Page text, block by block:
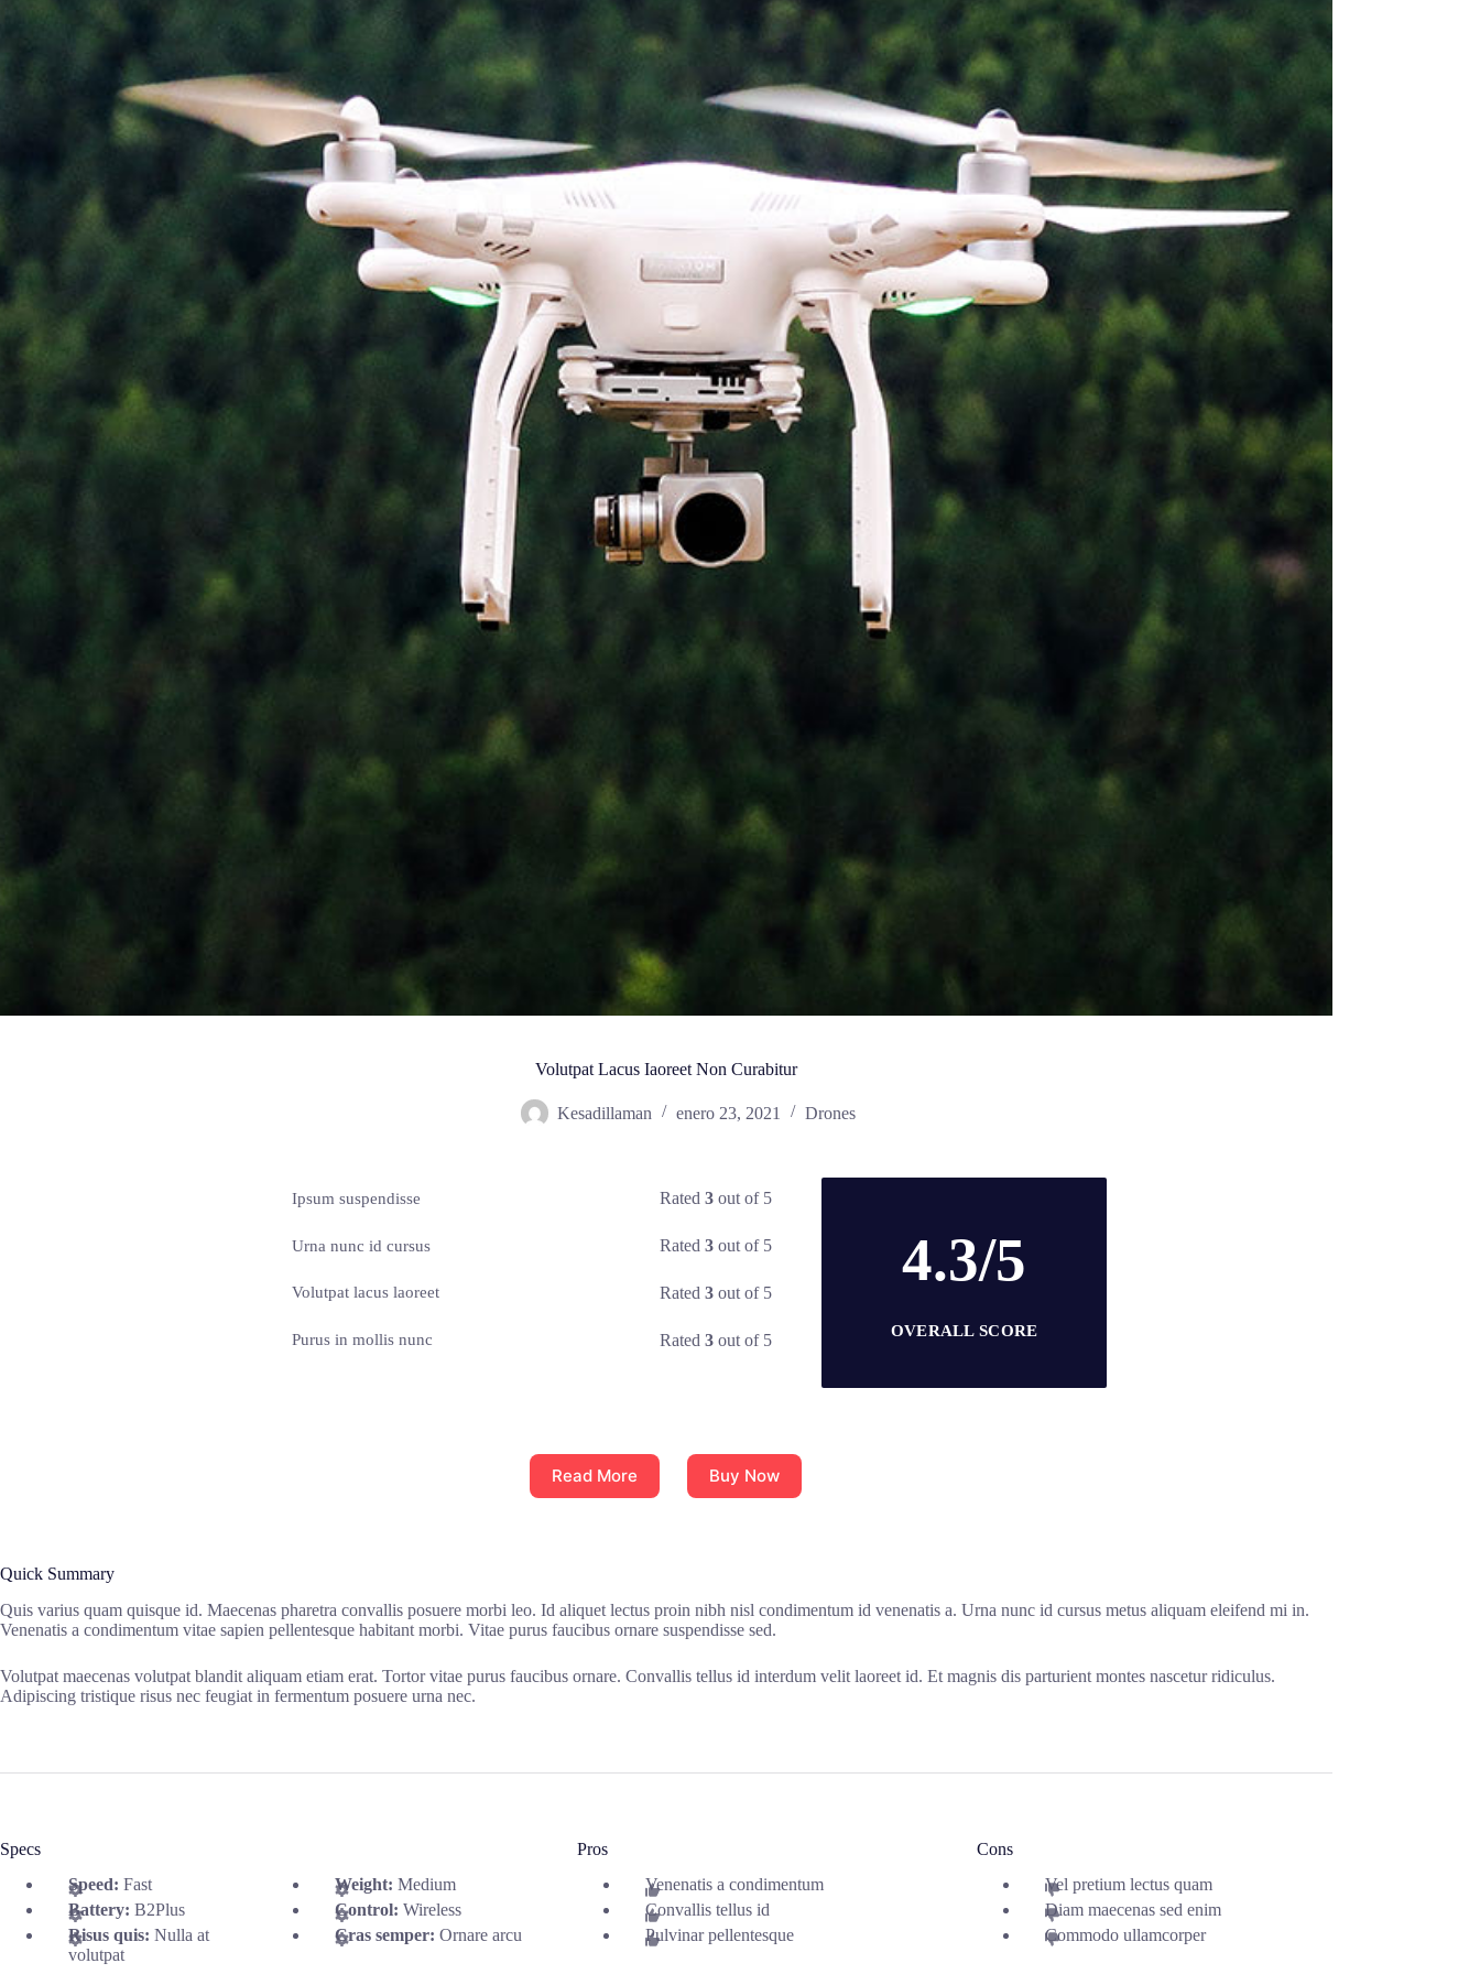
Volutpat Lacus Iaoreet Non Curabitur
Kesadillaman enero 23, 2021 Drones
Ipsum suspendisse Rated3 out of 5
Urna nunc id cursus Rated3 out of 5
Volutpat lacus laoreet Rated3 out of 5
Purus in mollis nunc Rated3 out of 5
4.3/5
OVERALL SCORE
Read More Buy Now
Quick Summary
Quis varius quam quisque id. Maecenas pharetra convallis posuere morbi leo. Id aliquet lectus proin nibh nisl condimentum id venenatis a. Urna nunc id cursus metus aliquam eleifend mi in.
Venenatis a condimentum vitae sapien pellentesque habitant morbi. Vitae purus faucibus ornare suspendisse sed.
Volutpat maecenas volutpat blandit aliquam etiam erat. Tortor vitae purus faucibus ornare. Convallis tellus id interdum velit laoreet id. Et magnis dis parturient montes nascetur ridiculus.
Adipiscing tristique risus nec feugiat in fermentum posuere urna nec.
Specs
Speed: Fast Weight:Medium
Battery: B2Plus Control:Wireless
Risus quis: Nulla at
volutpat
Cras semper:Ornare arcu
Pros
Venenatis a condimentum
Convallis tellus id
Pulvinar pellentesque
Cons
Vel pretium lectus quam
Diam maecenas sed enim
Commodo ullamcorper